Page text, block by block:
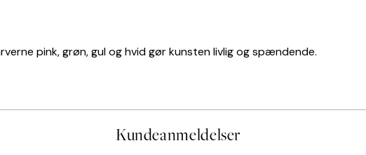
pink, grøn, gul og hvid gør kunsten livlig og spændende.
Kundeanmeldelser